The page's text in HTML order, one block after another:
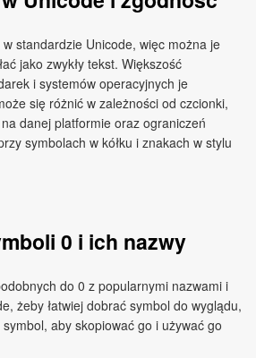
standardzie Unicode, więc można je
jako zwykły tekst. Większość
i systemów operacyjnych je
się różnić w zależności od czcionki,
danej platformie oraz ograniczeń
symbolach w kółku i znakach w stylu
0 i ich nazwy
do 0 z popularnymi nazwami i
żeby łatwiej dobrać symbol do wyglądu,
aby skopiować go i używać go